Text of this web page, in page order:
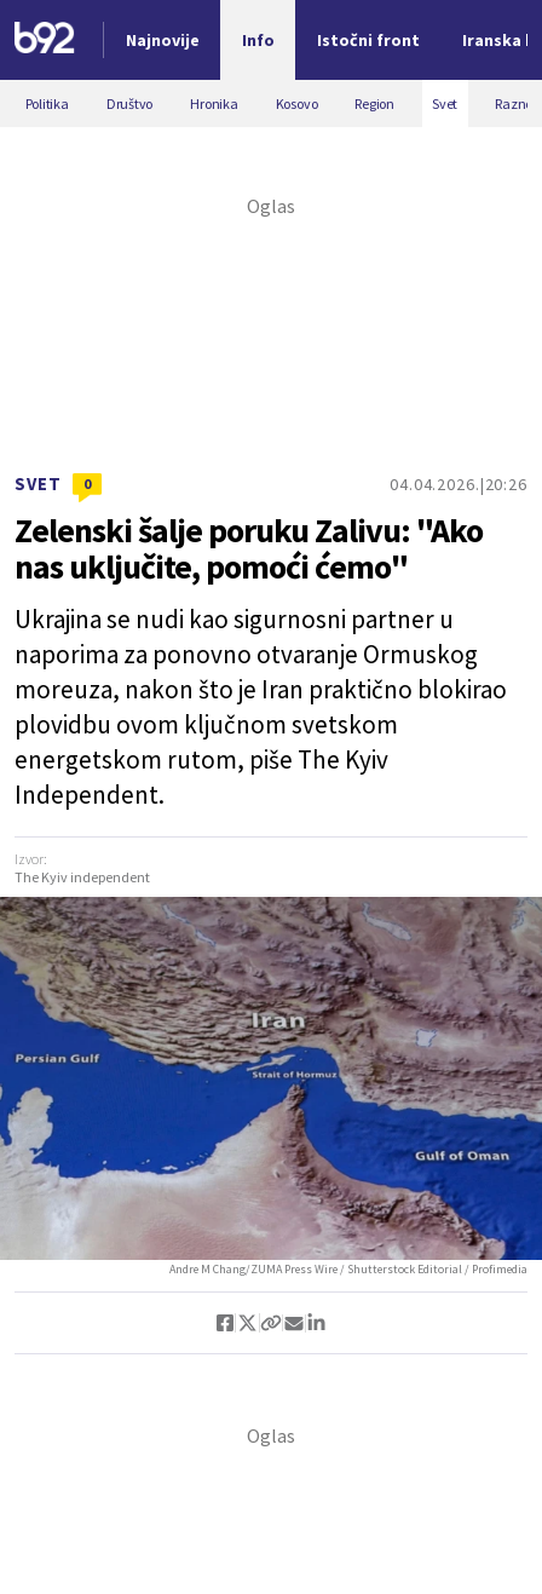
Najnovije Info Istočni front Iranska
Nova vest
Politika Društvo Hronika Kosovo Region Svet Razno
SVET 0 04.04.2026. 20:26
Zelenski šalje poruku Zalivu: "Ako
nas uključite, pomoći ćemo"
Ukrajina se nudi kao sigurnosni partner u
naporima za ponovno otvaranje Ormuskog
moreuza, nakon što je Iran praktično blokirao
plovidbu ovom ključnom svetskom
energetskom rutom, piše The Kyiv
Independent.
Izvor:
The Kyiv independent
Andre M Chang/ZUMA Press Wire / Shutterstock Editorial / Profimedia